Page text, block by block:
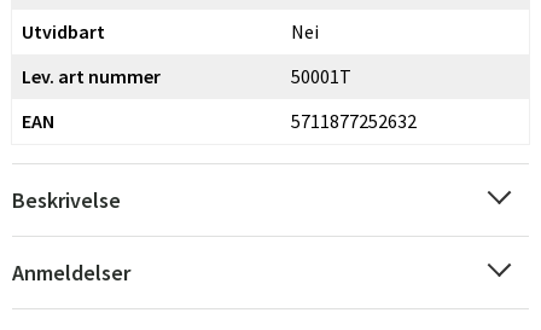
Utvidbart
Nei
Lev. art nummer
50001T
EAN
5711877252632
Beskrivelse
Anmeldelser